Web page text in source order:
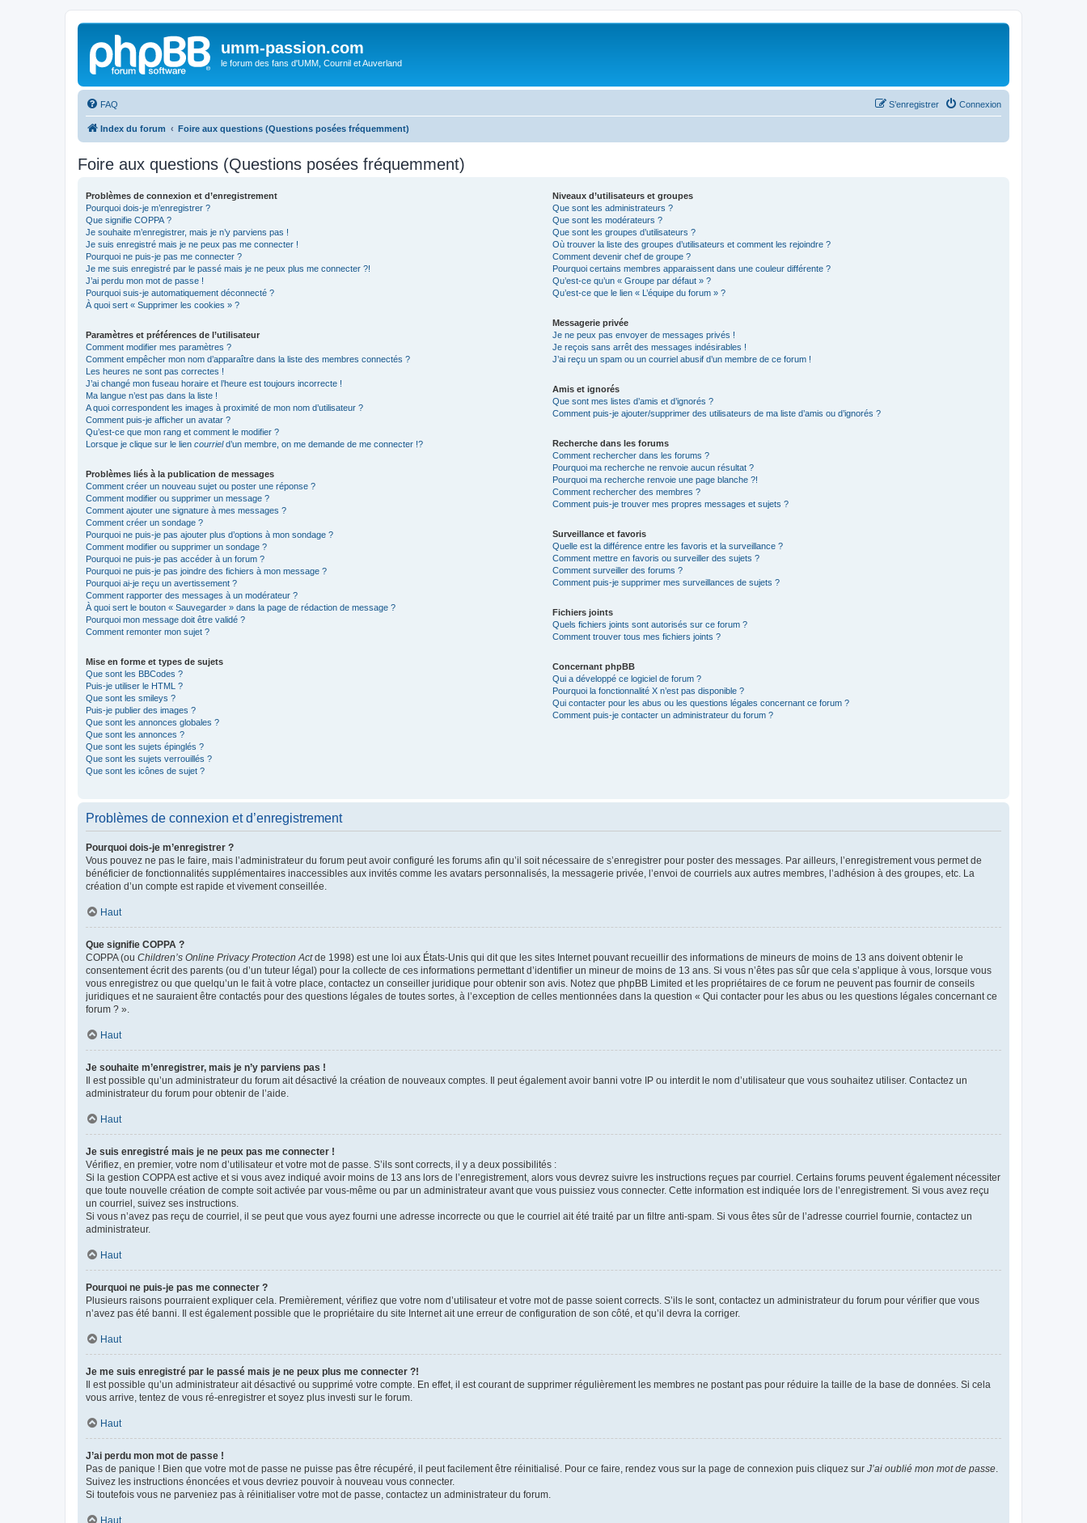
umm-passion.com
le forum des fans d'UMM, Cournil et Auverland
FAQ Connexion
S’enregistrer
Index du forum Foire aux questions (Questions posées fréquemment)
Foire aux questions (Questions posées fréquemment)
Problèmes de connexion et d’enregistrement
Pourquoi dois-je m’enregistrer ?
Que signifie COPPA ?
Je souhaite m’enregistrer, mais je n’y parviens pas !
Je suis enregistré mais je ne peux pas me connecter !
Pourquoi ne puis-je pas me connecter ?
Je me suis enregistré par le passé mais je ne peux plus me connecter ?!
J’ai perdu mon mot de passe !
Pourquoi suis-je automatiquement déconnecté ?
À quoi sert « Supprimer les cookies » ?
Paramètres et préférences de l’utilisateur
Comment modifier mes paramètres ?
Comment empêcher mon nom d’apparaître dans la liste des membres connectés ?
Les heures ne sont pas correctes !
J’ai changé mon fuseau horaire et l’heure est toujours incorrecte !
Ma langue n’est pas dans la liste !
A quoi correspondent les images à proximité de mon nom d’utilisateur ?
Comment puis-je afficher un avatar ?
Qu’est-ce que mon rang et comment le modifier ?
Lorsque je clique sur le lien courrield’un membre, on me demande de me connecter !?
Problèmes liés à la publication de messages
Comment créer un nouveau sujet ou poster une réponse ?
Comment modifier ou supprimer un message ?
Comment ajouter une signature à mes messages ?
Comment créer un sondage ?
Pourquoi ne puis-je pas ajouter plus d’options à mon sondage ?
Comment modifier ou supprimer un sondage ?
Pourquoi ne puis-je pas accéder à un forum ?
Pourquoi ne puis-je pas joindre des fichiers à mon message ?
Pourquoi ai-je reçu un avertissement ?
Comment rapporter des messages à un modérateur ?
À quoi sert le bouton « Sauvegarder » dans la page de rédaction de message ?
Pourquoi mon message doit être validé ?
Comment remonter mon sujet ?
Mise en forme et types de sujets
Que sont les BBCodes ?
Puis-je utiliser le HTML ?
Que sont les smileys ?
Puis-je publier des images ?
Que sont les annonces globales ?
Que sont les annonces ?
Que sont les sujets épinglés ?
Que sont les sujets verrouillés ?
Que sont les icônes de sujet ?
Niveaux d’utilisateurs et groupes
Que sont les administrateurs ?
Que sont les modérateurs ?
Que sont les groupes d’utilisateurs ?
Où trouver la liste des groupes d’utilisateurs et comment les rejoindre ?
Comment devenir chef de groupe ?
Pourquoi certains membres apparaissent dans une couleur différente ?
Qu’est-ce qu’un « Groupe par défaut » ?
Qu’est-ce que le lien « L’équipe du forum » ?
Messagerie privée
Je ne peux pas envoyer de messages privés !
Je reçois sans arrêt des messages indésirables !
J’ai reçu un spam ou un courriel abusif d’un membre de ce forum !
Amis et ignorés
Que sont mes listes d’amis et d’ignorés ?
Comment puis-je ajouter/supprimer des utilisateurs de ma liste d’amis ou d’ignorés ?
Recherche dans les forums
Comment rechercher dans les forums ?
Pourquoi ma recherche ne renvoie aucun résultat ?
Pourquoi ma recherche renvoie une page blanche ?!
Comment rechercher des membres ?
Comment puis-je trouver mes propres messages et sujets ?
Surveillance et favoris
Quelle est la différence entre les favoris et la surveillance ?
Comment mettre en favoris ou surveiller des sujets ?
Comment surveiller des forums ?
Comment puis-je supprimer mes surveillances de sujets ?
Fichiers joints
Quels fichiers joints sont autorisés sur ce forum ?
Comment trouver tous mes fichiers joints ?
Concernant phpBB
Qui a développé ce logiciel de forum ?
Pourquoi la fonctionnalité X n’est pas disponible ?
Qui contacter pour les abus ou les questions légales concernant ce forum ?
Comment puis-je contacter un administrateur du forum ?
Problèmes de connexion et d’enregistrement
Pourquoi dois-je m’enregistrer ?
Vous pouvez ne pas le faire, mais l’administrateur du forum peut avoir configuré les forums afin qu’il soit nécessaire de s’enregistrer pour poster des messages. Par ailleurs, l’enregistrement vous permet de
bénéficier de fonctionnalités supplémentaires inaccessibles aux invités comme les avatars personnalisés, la messagerie privée, l’envoi de courriels aux autres membres, l’adhésion à des groupes, etc. La
création d’un compte est rapide et vivement conseillée.
Haut
Que signifie COPPA ?
COPPA (ou Children’s Online Privacy Protection Actde 1998) est une loi aux États-Unis qui dit que les sites Internet pouvant recueillir des informations de mineurs de moins de 13 ans doivent obtenir le
consentement écrit des parents (ou d’un tuteur légal) pour la collecte de ces informations permettant d’identifier un mineur de moins de 13 ans. Si vous n’êtes pas sûr que cela s’applique à vous, lorsque vous
vous enregistrez ou que quelqu’un le fait à votre place, contactez un conseiller juridique pour obtenir son avis. Notez que phpBB Limited et les propriétaires de ce forum ne peuvent pas fournir de conseils
juridiques et ne sauraient être contactés pour des questions légales de toutes sortes, à l’exception de celles mentionnées dans la question « Qui contacter pour les abus ou les questions légales concernant ce
forum ? ».
Haut
Je souhaite m’enregistrer, mais je n’y parviens pas !
Il est possible qu’un administrateur du forum ait désactivé la création de nouveaux comptes. Il peut également avoir banni votre IP ou interdit le nom d’utilisateur que vous souhaitez utiliser. Contactez un
administrateur du forum pour obtenir de l’aide.
Haut
Je suis enregistré mais je ne peux pas me connecter !
Vérifiez, en premier, votre nom d’utilisateur et votre mot de passe. S’ils sont corrects, il y a deux possibilités :
Si la gestion COPPA est active et si vous avez indiqué avoir moins de 13 ans lors de l’enregistrement, alors vous devrez suivre les instructions reçues par courriel. Certains forums peuvent également nécessiter
que toute nouvelle création de compte soit activée par vous-même ou par un administrateur avant que vous puissiez vous connecter. Cette information est indiquée lors de l’enregistrement. Si vous avez reçu
un courriel, suivez ses instructions.
Si vous n’avez pas reçu de courriel, il se peut que vous ayez fourni une adresse incorrecte ou que le courriel ait été traité par un filtre anti-spam. Si vous êtes sûr de l’adresse courriel fournie, contactez un
administrateur.
Haut
Pourquoi ne puis-je pas me connecter ?
Plusieurs raisons pourraient expliquer cela. Premièrement, vérifiez que votre nom d’utilisateur et votre mot de passe soient corrects. S’ils le sont, contactez un administrateur du forum pour vérifier que vous
n’avez pas été banni. Il est également possible que le propriétaire du site Internet ait une erreur de configuration de son côté, et qu’il devra la corriger.
Haut
Je me suis enregistré par le passé mais je ne peux plus me connecter ?!
Il est possible qu’un administrateur ait désactivé ou supprimé votre compte. En effet, il est courant de supprimer régulièrement les membres ne postant pas pour réduire la taille de la base de données. Si cela
vous arrive, tentez de vous ré-enregistrer et soyez plus investi sur le forum.
Haut
J’ai perdu mon mot de passe !
Pas de panique ! Bien que votre mot de passe ne puisse pas être récupéré, il peut facilement être réinitialisé. Pour ce faire, rendez vous sur la page de connexion puis cliquez sur J’ai oublié mon mot de passe
Suivez les instructions énoncées et vous devriez pouvoir à nouveau vous connecter.
Si toutefois vous ne parveniez pas à réinitialiser votre mot de passe, contactez un administrateur du forum.
Haut